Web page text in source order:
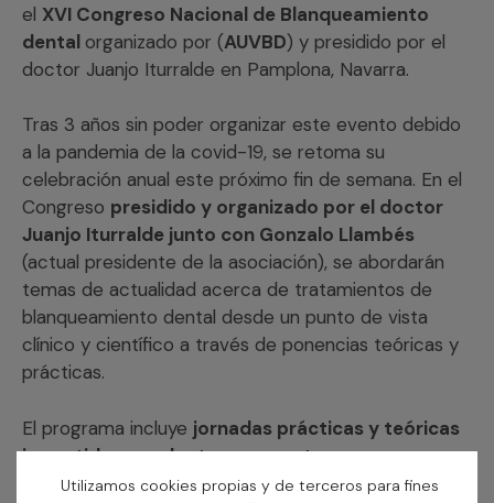
el XVI Congreso Nacional de Blanqueamiento
dentalorganizado por (AUVBD) y presidido por el
doctor Juanjo Iturralde en Pamplona, Navarra.
Tras 3 años sin poder organizar este evento debido
a la pandemia de la covid-19, se retoma su
celebración anual este próximo fin de semana. En el
Congreso presidido y organizado por el doctor
Juanjo Iturralde junto con Gonzalo Llambés
(actual presidente de la asociación), se abordarán
temas de actualidad acerca de tratamientos de
blanqueamiento dental desde un punto de vista
clínico y científico a través de ponencias teóricas y
prácticas.
El programa incluye jornadas prácticas y teóricas
impartidas por doctores expertos en
blanqueamiento y técnicas relacionadas con
Utilizamos cookies propias y de terceros para fines